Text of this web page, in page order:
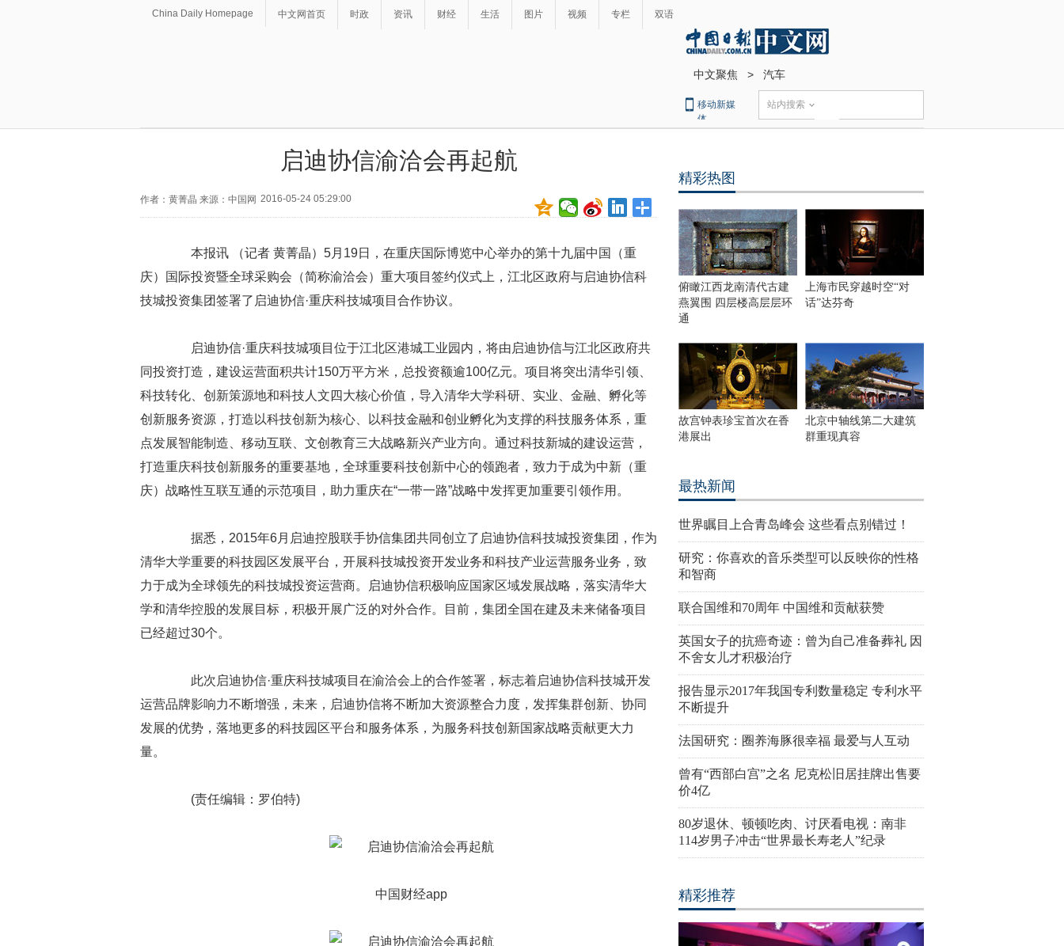
China Daily Homepage 中文网首页 时政 资讯 财经 生活 图片 视频 专栏 双语
中文聚焦 > 汽车
移动新媒
体
站内搜索
启迪协信渝洽会再起航
作者：黄菁晶 来源：中国网 2016-05-24 05:29:00
本报讯 （记者 黄菁晶）5月19日，在重庆国际博览中心举办的第十九届中国（重
庆）国际投资暨全球采购会（简称渝洽会）重大项目签约仪式上，江北区政府与启迪协信科
技城投资集团签署了启迪协信·重庆科技城项目合作协议。
启迪协信·重庆科技城项目位于江北区港城工业园内，将由启迪协信与江北区政府共
同投资打造，建设运营面积共计150万平方米，总投资额逾100亿元。项目将突出清华引领、
科技转化、创新策源地和科技人文四大核心价值，导入清华大学科研、实业、金融、孵化等
创新服务资源，打造以科技创新为核心、以科技金融和创业孵化为支撑的科技服务体系，重
点发展智能制造、移动互联、文创教育三大战略新兴产业方向。通过科技新城的建设运营，
打造重庆科技创新服务的重要基地，全球重要科技创新中心的领跑者，致力于成为中新（重
庆）战略性互联互通的示范项目，助力重庆在“一带一路”战略中发挥更加重要引领作用。
据悉，2015年6月启迪控股联手协信集团共同创立了启迪协信科技城投资集团，作为
清华大学重要的科技园区发展平台，开展科技城投资开发业务和科技产业运营服务业务，致
力于成为全球领先的科技城投资运营商。启迪协信积极响应国家区域发展战略，落实清华大
学和清华控股的发展目标，积极开展广泛的对外合作。目前，集团全国在建及未来储备项目
已经超过30个。
此次启迪协信·重庆科技城项目在渝洽会上的合作签署，标志着启迪协信科技城开发
运营品牌影响力不断增强，未来，启迪协信将不断加大资源整合力度，发挥集群创新、协同
发展的优势，落地更多的科技园区平台和服务体系，为服务科技创新国家战略贡献更大力
量。
(责任编辑：罗伯特)
中国财经app
精彩热图
俯瞰江西龙南清代古建
燕翼围 四层楼高层层环
通
上海市民穿越时空“对
话”达芬奇
故宫钟表珍宝首次在香
港展出
北京中轴线第二大建筑
群重现真容
最热新闻
世界瞩目上合青岛峰会 这些看点别错过！
研究：你喜欢的音乐类型可以反映你的性格
和智商
联合国维和70周年 中国维和贡献获赞
英国女子的抗癌奇迹：曾为自己准备葬礼 因
不舍女儿才积极治疗
报告显示2017年我国专利数量稳定 专利水平
不断提升
法国研究：圈养海豚很幸福 最爱与人互动
曾有“西部白宫”之名 尼克松旧居挂牌出售要
价4亿
80岁退休、顿顿吃肉、讨厌看电视：南非
114岁男子冲击“世界最长寿老人”纪录
精彩推荐